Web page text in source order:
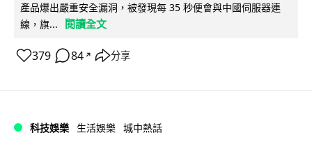
產品爆出嚴重安全漏洞，被發現每 35 秒便會與中國伺服器連
線，旗...
閱讀全文
379 84 ↗ 分享
科技娛樂 生活娛樂 城中熱話